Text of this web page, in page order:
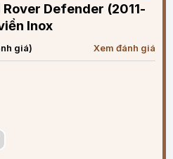
Defender (2011-
Inox
giá) Xem đánh giá